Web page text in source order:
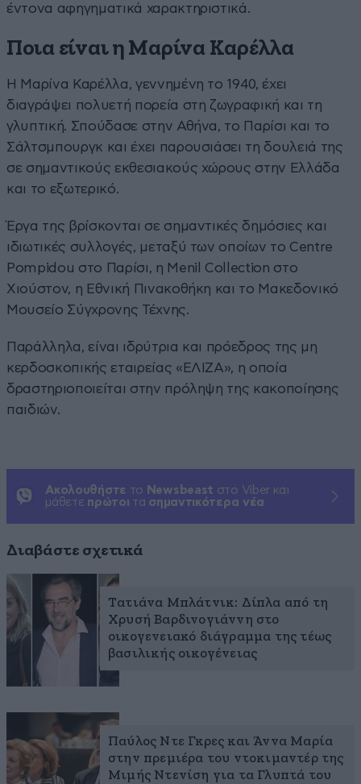
έντονα αφηγηματικά χαρακτηριστικά.
Ποια είναι η Μαρίνα Καρέλλα
Η Μαρίνα Καρέλλα, γεννημένη το 1940, έχει
διαγράψει πολυετή πορεία στη ζωγραφική και τη
γλυπτική. Σπούδασε στην Αθήνα, το Παρίσι και το
Σάλτσμπουργκ και έχει παρουσιάσει τη δουλειά της
σε σημαντικούς εκθεσιακούς χώρους στην Ελλάδα
και το εξωτερικό.
Έργα της βρίσκονται σε σημαντικές δημόσιες και
ιδιωτικές συλλογές, μεταξύ των οποίων το Centre
Pompidou στο Παρίσι, η Menil Collection στο
Χιούστον, η Εθνική Πινακοθήκη και το Μακεδονικό
Μουσείο Σύγχρονης Τέχνης.
Παράλληλα, είναι ιδρύτρια και πρόεδρος της μη
κερδοσκοπικής εταιρείας «ΕΛΙΖΑ», η οποία
δραστηριοποιείται στην πρόληψη της κακοποίησης
παιδιών.
Ακολουθήστε το Newsbeast στο Viber και
μάθετε πρώτοι τα σημαντικότερα νέα
Διαβάστε σχετικά
Τατιάνα Μπλάτνικ: Δίπλα από τη
Χρυσή Βαρδινογιάννη στο
οικογενειακό διάγραμμα της τέως
βασιλικής οικογένειας
Παύλος Ντε Γκρες και Άννα Μαρία
στην πρεμιέρα του ντοκιμαντέρ της
Μιμής Ντενίση για τα Γλυπτά του